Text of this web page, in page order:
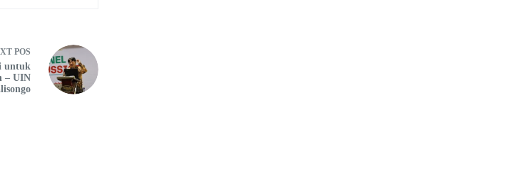
POS
untuk
– UIN